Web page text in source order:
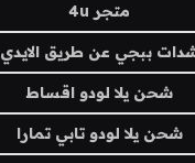
متجر 4u
ببجي عن طريق الايدي
شحن يلا لودو اقساط
شحن يلا لودو تابي تمارا